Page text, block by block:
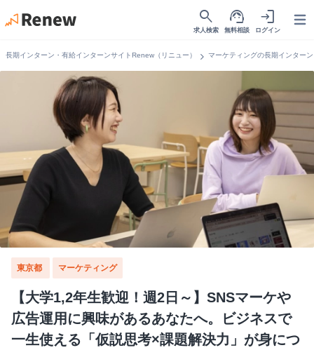
search
求人検索
support_agent
無料相談
login
ログイン
長期インターン・有給インターンサイトRenew（リニュー） chevron_right マーケティングの長期インター
東京都 マーケティング
【大学1,2年生歓迎！週2日～】SNSマーケや
広告運用に興味があるあなたへ。ビジネスで
一生使える「仮説思考×課題解決力」が身につ